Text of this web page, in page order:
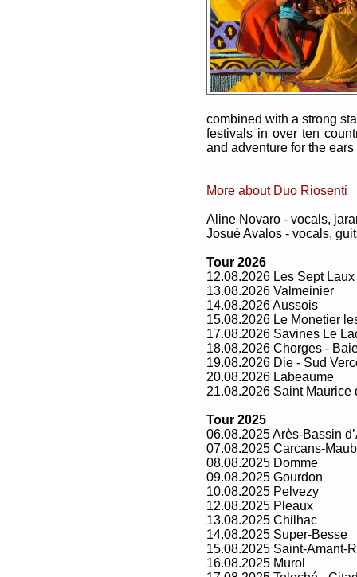
combined with a strong
festivals in over ten
and adventure for the
More about Duo Riosenti
Aline Novaro - vocals,
Josué Avalos - vocals,
Tour 2026
12.08.2026 Les Sept
13.08.2026 Valmeinier
14.08.2026 Aussois
15.08.2026 Le Monetier
17.08.2026 Savines Le
18.08.2026 Chorges -
19.08.2026 Die - Sud
20.08.2026 Labeaume
21.08.2026 Saint Maurice
Tour 2025
06.08.2025 Arès-Bassin
07.08.2025 Carcans-
08.08.2025 Domme
09.08.2025 Gourdon
10.08.2025 Pelvezy
12.08.2025 Pleaux
13.08.2025 Chilhac
14.08.2025 Super-Besse
15.08.2025 Saint-Amant-
16.08.2025 Murol